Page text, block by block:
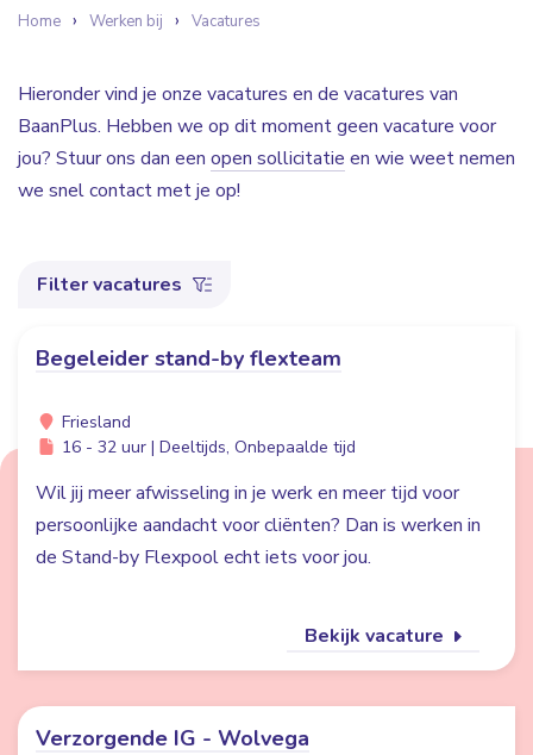
Home Werken bij Vacatures
Hieronder vind je onze vacatures en de vacatures van
BaanPlus. Hebben we op dit moment geen vacature voor
jou? Stuur ons dan een open sollicitatie en wie weet nemen
we snel contact met je op!
Filter vacatures
Begeleider stand-by flexteam
Friesland
16 - 32 uur | Deeltijds, Onbepaalde tijd
Wil jij meer afwisseling in je werk en meer tijd voor
persoonlijke aandacht voor cliënten? Dan is werken in
de Stand-by Flexpool echt iets voor jou.
Bekijk vacature
Verzorgende IG - Wolvega